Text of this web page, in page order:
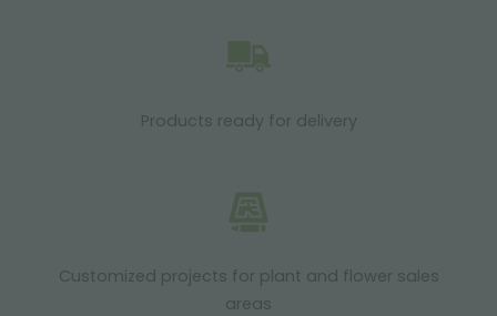
Products ready for delivery
Customized projects for plant and flower sales
areas